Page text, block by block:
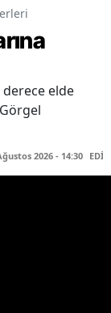
derece elde
2026 - 14:30